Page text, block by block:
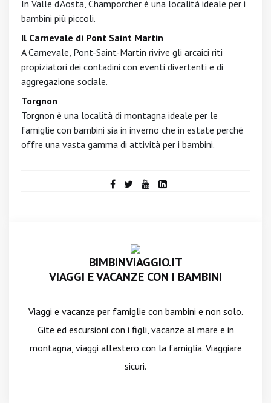
In Valle d'Aosta, Champorcher è una località ideale per i
bambini più piccoli.
Il Carnevale di Pont Saint Martin
A Carnevale, Pont-Saint-Martin rivive gli arcaici riti
propiziatori dei contadini con eventi divertenti e di
aggregazione sociale.
Torgnon
Torgnon è una località di montagna ideale per le
famiglie con bambini sia in inverno che in estate perché
offre una vasta gamma di attività per i bambini.
BIMBINVIAGGIO.IT
VIAGGI E VACANZE CON I BAMBINI
Viaggi e vacanze per famiglie con bambini e non solo.
Gite ed escursioni con i figli, vacanze al mare e in
montagna, viaggi all'estero con la famiglia. Viaggiare
sicuri.